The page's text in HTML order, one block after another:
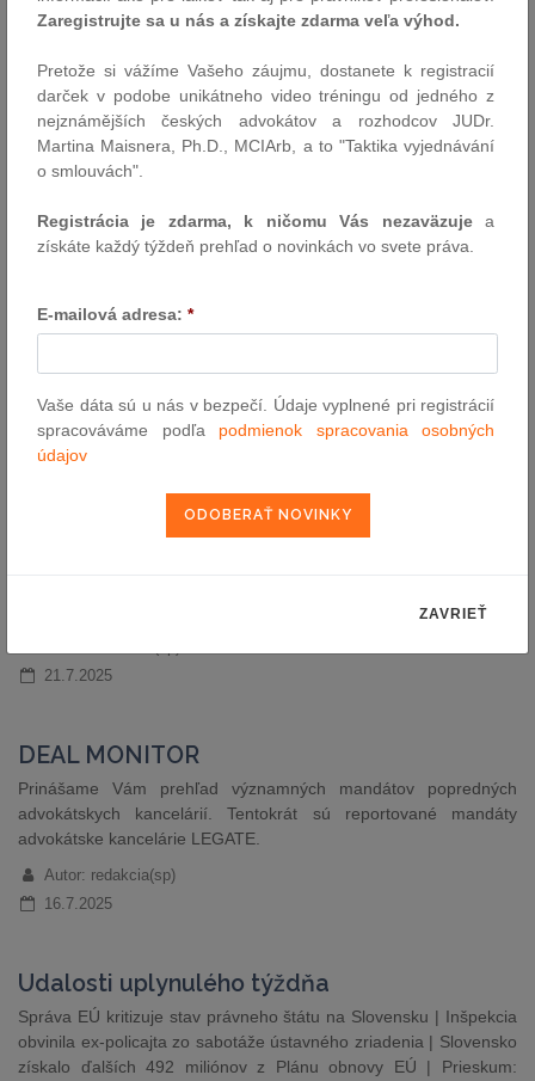
4.8.2025
Udalosti uplynulého týždňa
Novela vodného zákona zavádza spravodlivejšie poplatky |
Rektorská konferencia: zákon je potrebný, no vyžaduje úpravy |
Prísnejšia ochrana utajovaných skutočností EÚ | Prezident
drobnohľadom hlavy štátu | Česko schválilo novú zmluvu o…
28.7.2025
Udalosti uplynulého týždňa
žaloba pre nesprávnu transpozíciu smernice | Spor o hodnotenie
právneho štátu: reakcia splnomocnenkyne | Protest proti tajeniu
21.7.2025
DEAL MONITOR
Prinášame Vám prehľad významných mandátov popredných
advokátskych kancelárií. Tentokrát sú reportované mandáty
advokátske kancelárie LEGATE.
Autor: redakcia(sp)
16.7.2025
Udalosti uplynulého týždňa
Správa EÚ kritizuje stav právneho štátu na Slovensku | Inšpekcia
obvinila ex-policajta zo sabotáže ústavného zriadenia | Slovensko
získalo ďalších 492 miliónov z Plánu obnovy EÚ | Prieskum:
Zaregistrujte sa u nás a získajte zdarma veľa výhod.
Pretože si vážíme Vašeho záujmu, dostanete k registracií
darček v podobe unikátneho video tréningu od jedného z
nejznámějších českých advokátov a rozhodcov JUDr.
Martina Maisnera, Ph.D., MCIArb, a to "Taktika vyjednávání
o smlouvách".
Registrácia je zdarma, k ničomu Vás nezaväzujea
získáte každý týždeň prehľad o novinkách vo svete práva.
E-mailová adresa: *
Vaše dáta sú u nás v bezpečí. Údaje vyplnené pri registrácií
spracováváme podľa podmienok spracovania osobných
údajov
ZAVRIEŤ